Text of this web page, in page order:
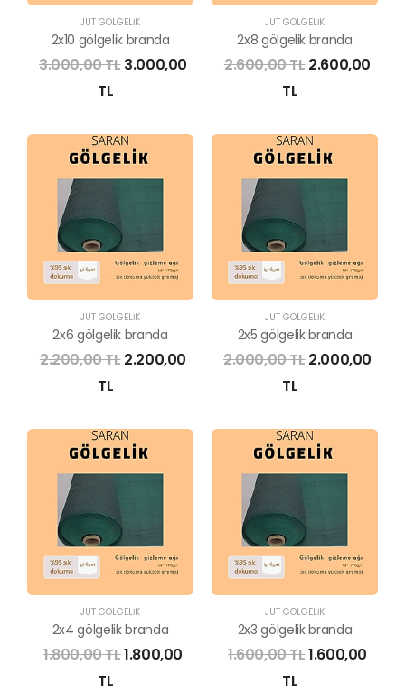
JÜT GÖLGELİK
2x10 gölgelik branda
3.000,00 TL3.000,00
TL
JÜT GÖLGELİK
2x8 gölgelik branda
2.600,00 TL2.600,00
TL
JÜT GÖLGELİK
2x6 gölgelik branda
2.200,00 TL2.200,00
TL
JÜT GÖLGELİK
2x5 gölgelik branda
2.000,00 TL2.000,00
TL
JÜT GÖLGELİK
2x4 gölgelik branda
1.800,00 TL1.800,00
TL
JÜT GÖLGELİK
2x3 gölgelik branda
1.600,00 TL1.600,00
TL